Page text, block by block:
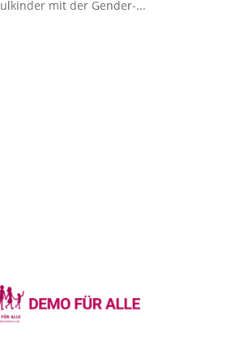
mit der Gender-...